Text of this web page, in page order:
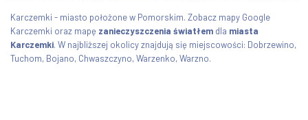
Karczemki - miasto położone w Pomorskim. Zobacz mapy Google
Karczemki oraz mapę zanieczyszczenia światłem dla miasta
Karczemki. W najbliższej okolicy znajdują się miejscowości: Dobrzewino,
Tuchom, Bojano, Chwaszczyno, Warzenko, Warzno.